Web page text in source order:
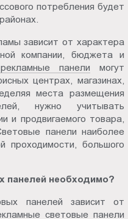
потребления будет
зависит от характера
компании, бюджета и
панели могут
центрах, магазинах,
места размещения
нужно учитывать
и продвигаемого товара,
панели наиболее
проходимости, большого
панелей необходимо?
панелей зависит от
световые панели